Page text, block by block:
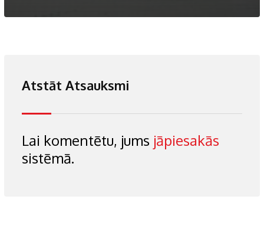
Atstāt Atsauksmi
Lai komentētu, jums jāpiesakās
sistēmā.